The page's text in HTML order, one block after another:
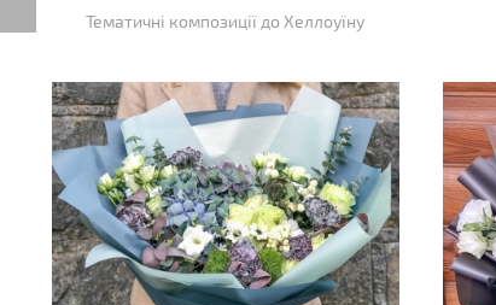
Тематичні композиції до Хеллоуїну